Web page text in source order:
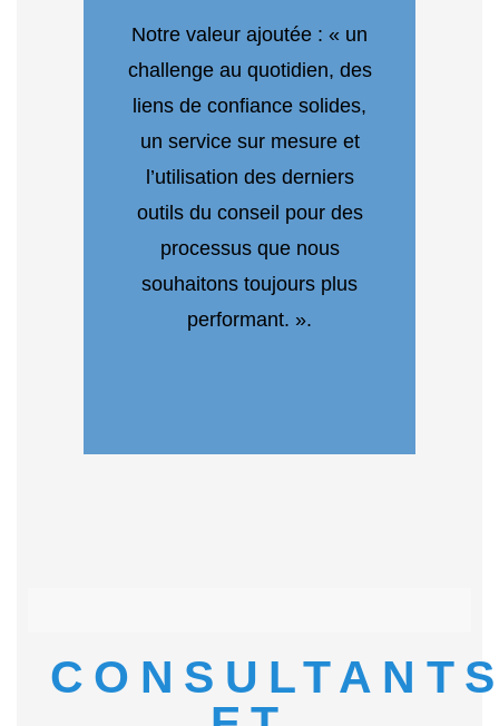
Notre valeur ajoutée : « un
challenge au quotidien, des
liens de confiance solides,
un service sur mesure et
l’utilisation des derniers
outils du conseil pour des
processus que nous
souhaitons toujours plus
performant. ».